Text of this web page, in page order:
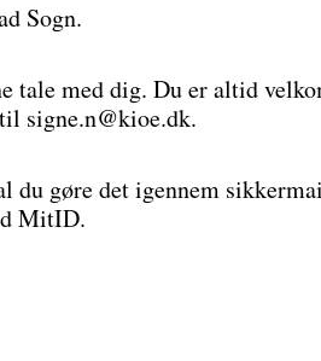
Sogn.
med dig. Du er altid
signe.n@kioe.dk.
du gøre det igennem
MitID.